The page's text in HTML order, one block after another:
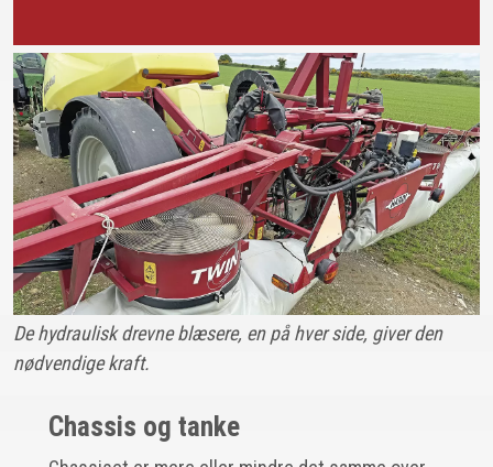
De hydraulisk drevne blæsere, en på hver side, giver den
nødvendige kraft.
Chassis og tanke